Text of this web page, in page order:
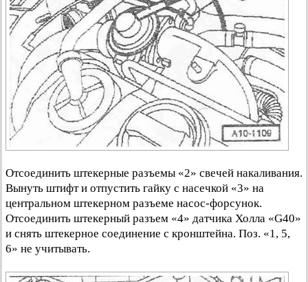
Отсоединить штекерные разъемы «2» свечей накаливания.
Вынуть штифт и отпустить гайку с насечкой «3» на
центральном штекерном разъеме насос-форсунок.
Отсоединить штекерный разъем «4» датчика Холла «G40»
и снять штекерное соединение с кронштейна. Поз. «1, 5,
6» не учитывать.